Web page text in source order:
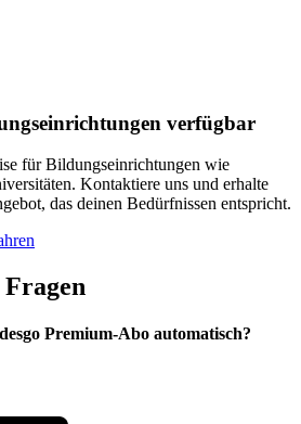
verfügbar
für Bildungseinrichtungen wie
Kontaktiere uns und erhalte
das deinen Bedürfnissen entspricht.
Premium-Abo automatisch?